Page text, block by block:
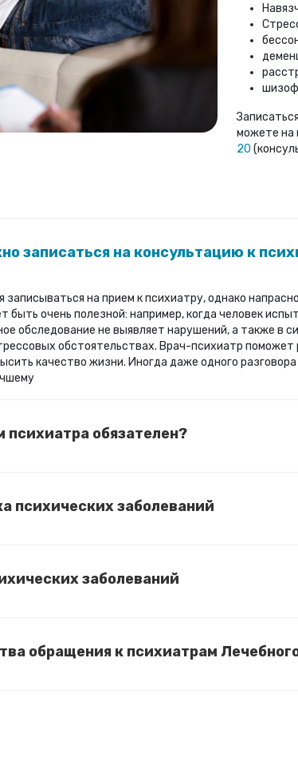
можете на
20
записаться на консультацию к
на прием к психиатру, однако
быть очень полезной: например, когда человек
обследование не выявляет нарушений, а также в
обстоятельствах. Врач-психиатр поможет
качество жизни. Иногда даже одного
психиатра обязателен?
психических заболеваний
заболеваний
обращения к психиатрам